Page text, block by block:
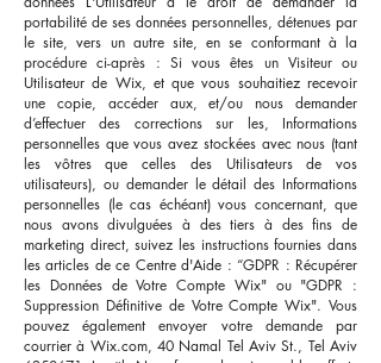
portabilité de ses données personnelles, détenues par
le site, vers un autre site, en se conformant à la
procédure ci-après : Si vous êtes un Visiteur ou
Utilisateur de Wix, et que vous souhaitiez recevoir
une copie, accéder aux, et/ou nous demander
d’effectuer des corrections sur les, Informations
personnelles que vous avez stockées avec nous (tant
les vôtres que celles des Utilisateurs de vos
utilisateurs), ou demander le détail des Informations
personnelles (le cas échéant) vous concernant, que
nous avons divulguées à des tiers à des fins de
marketing direct, suivez les instructions fournies dans
les articles de ce Centre d'Aide : “GDPR : Récupérer
les Données de Votre Compte Wix" ou "GDPR :
Suppression Définitive de Votre Compte Wix". Vous
pouvez également envoyer votre demande par
courrier à Wix.com, 40 Namal Tel Aviv St., Tel Aviv